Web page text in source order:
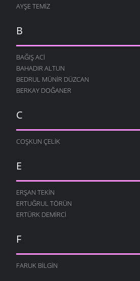
AYŞE TEMIZ
B
BAĞIŞ ACI
BAHADIR ALTUN
BEDRUL MÜNIR DÜZCAN
BERKAY DOĞANER
C
COŞKUN ÇELIK
E
ERŞAN TEKIN
ERTUĞRUL TÖRÜN
ERTÜRK DEMIRCI
F
FARUK BILGIN